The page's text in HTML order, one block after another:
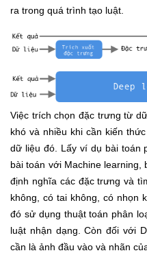
ra trong quá trình tạo luật.
Việc trích chọn đặc trưng từ
khó và nhiều khi cần kiến
dữ liệu đó. Lấy ví dụ bài toán
bài toán với Machine learning,
định nghĩa các đặc trưng và
không, có tai không, có nhọn
đó sử dụng thuật toán phân
luật nhận dạng. Còn đối với
cần là ảnh đầu vào và nhãn